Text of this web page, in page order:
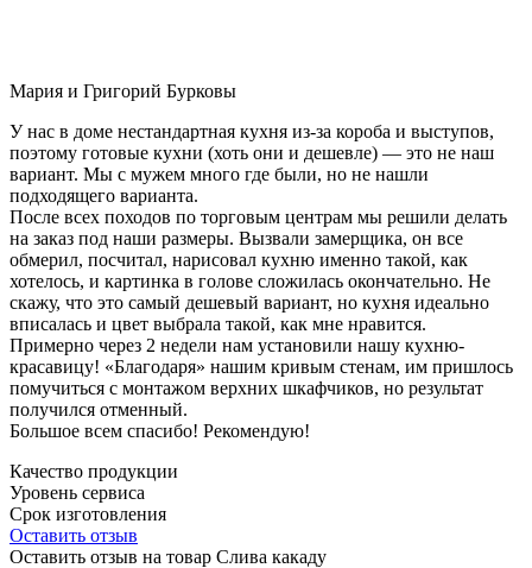
Мария и Григорий Бурковы
У нас в доме нестандартная кухня из-за короба и выступов,
поэтому готовые кухни (хоть они и дешевле) — это не наш
вариант. Мы с мужем много где были, но не нашли
подходящего варианта.
После всех походов по торговым центрам мы решили делать
на заказ под наши размеры. Вызвали замерщика, он все
обмерил, посчитал, нарисовал кухню именно такой, как
хотелось, и картинка в голове сложилась окончательно. Не
скажу, что это самый дешевый вариант, но кухня идеально
вписалась и цвет выбрала такой, как мне нравится.
Примерно через 2 недели нам установили нашу кухню-
красавицу! «Благодаря» нашим кривым стенам, им пришлось
помучиться с монтажом верхних шкафчиков, но результат
получился отменный.
Большое всем спасибо! Рекомендую!
Качество продукции
Уровень сервиса
Срок изготовления
Оставить отзыв
Оставить отзыв на товар Слива какаду